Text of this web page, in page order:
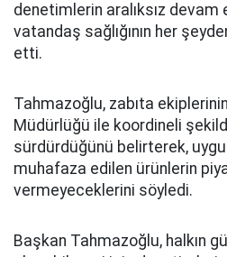
denetimlerin aralıksız
vatandaş sağlığının her
etti.
Tahmazoğlu, zabıta
Müdürlüğü ile koordineli
sürdürdüğünü belirterek,
muhafaza edilen ürünlerin
vermeyeceklerini söyledi.
Başkan Tahmazoğlu, halkın